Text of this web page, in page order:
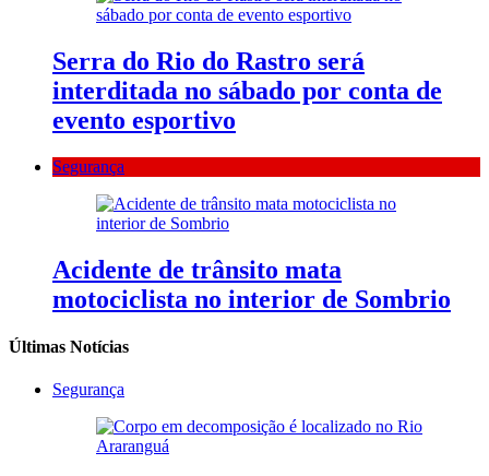
Serra do Rio do Rastro será
interditada no sábado por conta de
evento esportivo
Segurança
Acidente de trânsito mata
motociclista no interior de Sombrio
Últimas Notícias
Segurança